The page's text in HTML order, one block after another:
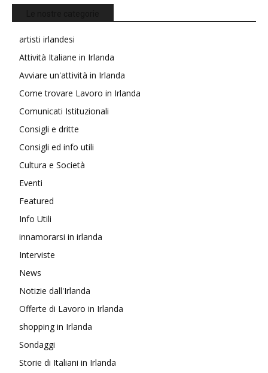
artisti irlandesi
Attività Italiane in Irlanda
Avviare un'attività in Irlanda
Come trovare Lavoro in Irlanda
Comunicati Istituzionali
Consigli e dritte
Consigli ed info utili
Cultura e Società
Eventi
Featured
Info Utili
innamorarsi in irlanda
Interviste
News
Notizie dall'Irlanda
Offerte di Lavoro in Irlanda
shopping in Irlanda
Sondaggi
Storie di Italiani in Irlanda